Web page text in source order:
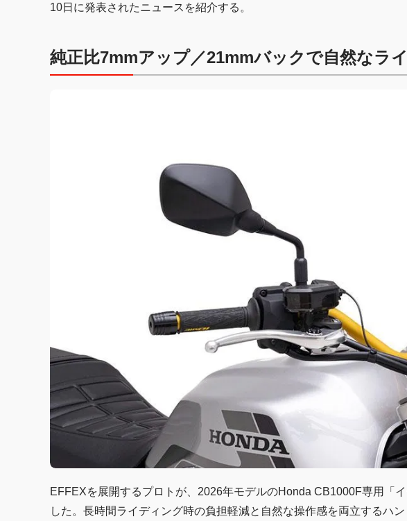
10日に発表されたニュースを紹介する。
純正比7mmアップ／21mmバックで自然なラ
EFFEXを展開するプロトが、2026年モデルのHonda CB1000F専用「
した。長時間ライディング時の負担軽減と自然な操作感を両立するハ